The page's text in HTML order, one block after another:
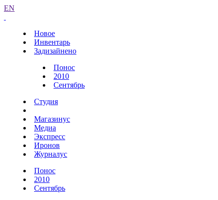
EN
Новое
Инвентарь
Задизайнено
Понос
2010
Сентябрь
Студия
Магазинус
Медиа
Экспресс
Иронов
Журналус
Понос
2010
Сентябрь